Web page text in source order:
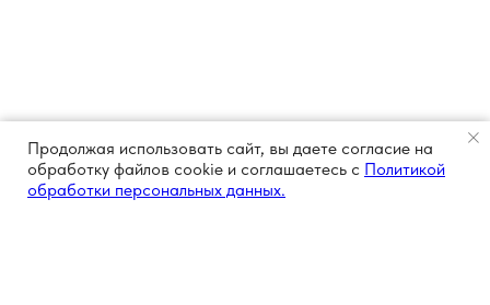
Продолжая использовать сайт, вы даете согласие на
обработку файлов cookie и соглашаетесь с Политикой
обработки персональных данных.